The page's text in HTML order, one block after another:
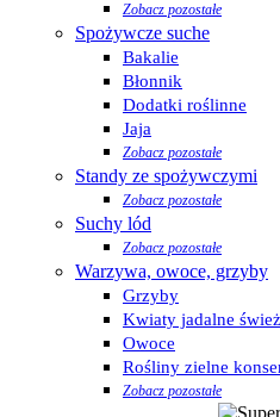
Zobacz pozostałe
Spożywcze suche
Bakalie
Błonnik
Dodatki roślinne
Jaja
Zobacz pozostałe
Standy ze spożywczymi
Zobacz pozostałe
Suchy lód
Zobacz pozostałe
Warzywa, owoce, grzyby
Grzyby
Kwiaty jadalne
Owoce
Rośliny zielne
Zobacz pozostałe